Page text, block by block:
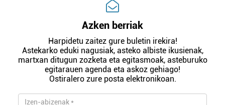
Azken berriak
Harpidetu zaitez gure buletin irekira!
Astekarko eduki nagusiak, asteko albiste ikusienak,
martxan ditugun zozketa eta egitasmoak, asteburuko
egitarauen agenda eta askoz gehiago!
Ostiralero zure posta elektronikoan.